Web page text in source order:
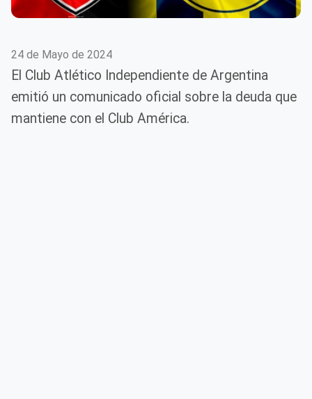
24 de Mayo de 2024
El Club Atlético Independiente de Argentina
emitió un comunicado oficial sobre la deuda que
mantiene con el Club América.